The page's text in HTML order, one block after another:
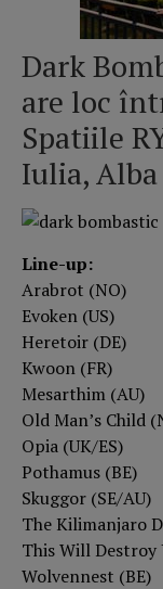
Dark
are loc
Spatiile
Iulia,
Line-up:
Arabrot (NO)
Evoken (US)
Heretoir (DE)
Kwoon (FR)
Mesarthim (AU)
Old Man’s Child
Opia (UK/ES)
Pothamus (BE)
Skuggor (SE/AU)
The Kilimanjaro
This Will Destroy
Wolvennest (BE)